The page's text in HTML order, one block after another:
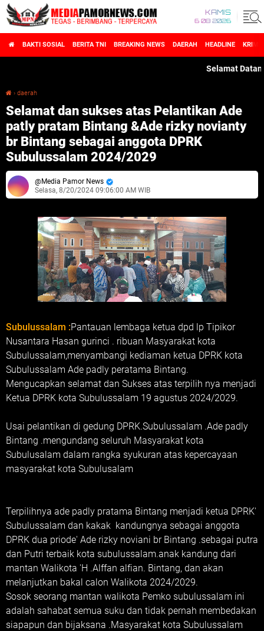
KAMIS
6 08 2026
BAKTI SOSIAL BERITA TNI BREAKING NEWS DAERAH HEADLINE
Selamat Datang di
› daerah
Selamat dan sukses atas Pelantikan Ade
patly pratam Bintang &Ade rizky novianty
br Bintang sebagai anggota DPRK
Subulussalam 2024/2029
Media Pamor News
Selasa, 8/20/2024 09:06:00 AM WIB
Subulussalam :Pantauan lembaga ketua dpd lp Tipikor
Nusantara Hasan gurinci . ribuan Masyarakat kota
Subulussalam,menyambangi kediaman ketua DPRK kota
Subulussalam Ade padly peratama Bintang.
Mengucapkan selamat dan Sukses atas terpilih nya menjadi
Ketua DPRK kota Subulussalam 19 agustus 2024/2029.
Usai pelantikan di gedung DPRK.Subulussalam .Ade padly
Bintang .mengundang seluruh Masyarakat kota
Subulusalam dalam rangka syukuran atas kepercayaan
masyarakat kota Subulusalam
Terpilihnya ade padly pratama Bintang menjadi ketua DPRK'
Subulussalam dan kakak kandungnya sebagai anggota
DPRK dua priode' Ade rizky noviani br Bintang .sebagai putra
dan Putri terbaik kota subulussalam.anak kandung dari
mantan Walikota 'H .Alffan alfian. Bintang, dan akan
melanjutkan bakal calon Walikota 2024/2029.
Sosok seorang mantan walikota Pemko subulussalam ini
adalah sahabat semua suku dan tidak pernah membedakan
siapapun dan bijaksana .Masyarakat kota Subulussalam